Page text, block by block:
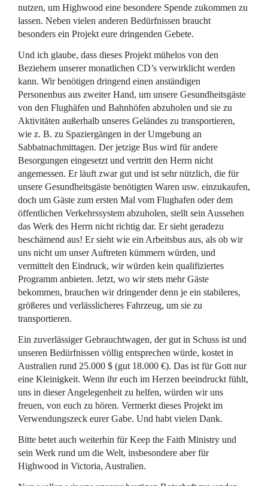
nutzen, um Highwood eine besondere Spende zukommen zu
lassen. Neben vielen anderen Bedürfnissen braucht
besonders ein Projekt eure dringenden Gebete.
Und ich glaube, dass dieses Projekt mühelos von den
Beziehern unserer monatlichen CD’s verwirklicht werden
kann. Wir benötigen dringend einen anständigen
Personenbus aus zweiter Hand, um unsere Gesundheitsgäste
von den Flughäfen und Bahnhöfen abzuholen und sie zu
Aktivitäten außerhalb unseres Geländes zu transportieren,
wie z. B. zu Spaziergängen in der Umgebung an
Sabbatnachmittagen. Der jetzige Bus wird für andere
Besorgungen eingesetzt und vertritt den Herrn nicht
angemessen. Er läuft zwar gut und ist sehr nützlich, die für
unsere Gesundheitsgäste benötigten Waren usw. einzukaufen,
doch um Gäste zum ersten Mal vom Flughafen oder dem
öffentlichen Verkehrssystem abzuholen, stellt sein Aussehen
das Werk des Herrn nicht richtig dar. Er sieht geradezu
beschämend aus! Er sieht wie ein Arbeitsbus aus, als ob wir
uns nicht um unser Auftreten kümmern würden, und
vermittelt den Eindruck, wir würden kein qualifiziertes
Programm anbieten. Jetzt, wo wir stets mehr Gäste
bekommen, brauchen wir dringender denn je ein stabileres,
größeres und verlässlicheres Fahrzeug, um sie zu
transportieren.
Ein zuverlässiger Gebrauchtwagen, der gut in Schuss ist und
unseren Bedürfnissen völlig entsprechen würde, kostet in
Australien rund 25.000 $ (gut 18.000 €). Das ist für Gott nur
eine Kleinigkeit. Wenn ihr euch im Herzen beeindruckt fühlt,
uns in dieser Angelegenheit zu helfen, würden wir uns
freuen, von euch zu hören. Vermerkt dieses Projekt im
Verwendungszeck eurer Gabe. Und habt vielen Dank.
Bitte betet auch weiterhin für Keep the Faith Ministry und
sein Werk rund um die Welt, insbesondere aber für
Highwood in Victoria, Australien.